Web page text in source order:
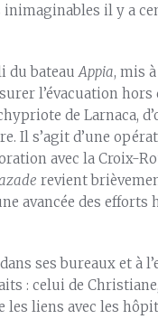
il y a
du bateauAppia, mis
l’évacuation hors
de Larnaca,
Il s’agit d’une
avec la Croix-
revient
avancée des
ses bureaux et à
: celui de
les liens avec les